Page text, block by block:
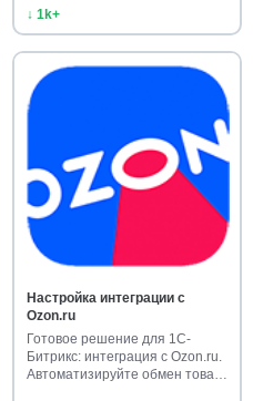
↓ 1k+
Настройка интеграции с
Ozon.ru
Готовое решение для 1С-
Битрикс: интеграция с Ozon.ru.
Автоматизируйте обмен това…